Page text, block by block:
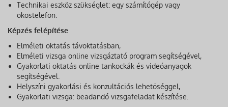
Technikai eszköz szükséglet: egy számítógép vagy
okostelefon.
Képzés felépítése
Elméleti oktatás távoktatásban,
Elméleti vizsga online vizsgáztató program segítségével,
Gyakorlati oktatás online tankockák és videóanyagok
segítségével.
Helyszíni gyakorlási és konzultációs lehetőséggel,
Gyakorlati vizsga: beadandó vizsgafeladat készítése.